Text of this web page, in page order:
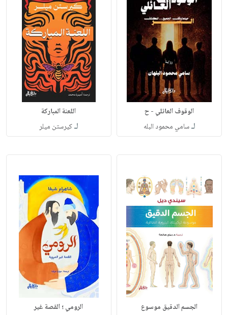
الوقوف العائلي - ح
لـسامي محمود البله
اللعنة المباركة
لـكيرستن ميلر
الجسم الدقيق موسوع الرومي ؛ القصة غير